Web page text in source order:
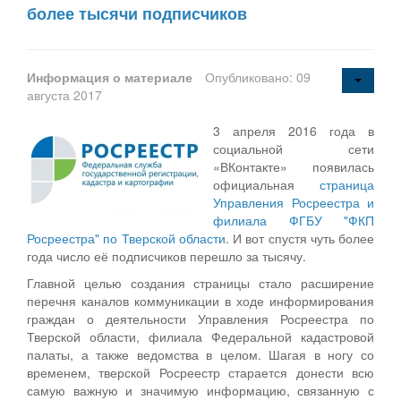
более тысячи подписчиков
Информация о материале
Опубликовано: 09
августа 2017
3 апреля 2016 года в
социальной сети
«ВКонтакте» появилась
официальная страница
Управления Росреестра и
филиала ФГБУ "ФКП
Росреестра" по Тверской области. И вот спустя чуть более
года число её подписчиков перешло за тысячу.
Главной целью создания страницы стало расширение
перечня каналов коммуникации в ходе информирования
граждан о деятельности Управления Росреестра по
Тверской области, филиала Федеральной кадастровой
палаты, а также ведомства в целом. Шагая в ногу со
временем, тверской Росреестр старается донести всю
самую важную и значимую информацию, связанную с